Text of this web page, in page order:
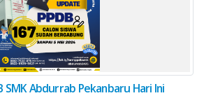
SMK Abdurrab Pekanbaru Hari Ini